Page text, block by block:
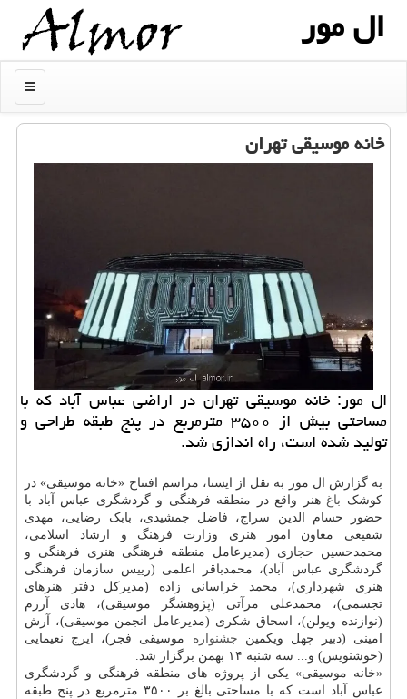
ال مور
منو
خانه موسیقی تهران
ال مور: خانه موسیقی تهران در اراضی عباس آباد که با
مساحتی بیش از ۳۵۰۰ مترمربع در پنج طبقه طراحی و
تولید شده است، راه اندازی شد.
به گزارش ال مور به نقل از ایسنا، مراسم افتتاح «خانه موسیقی» در
کوشک باغ هنر واقع در منطقه فرهنگی و گردشگری عباس آباد با
حضور حسام الدین سراج، فاضل جمشیدی، بابک رضایی، مهدی
شفیعی معاون امور هنری وزارت فرهنگ و ارشاد اسلامی،
محمدحسین حجازی (مدیرعامل منطقه فرهنگی هنری فرهنگی و
گردشگری عباس آباد)، محمدباقر اعلمی (رییس سازمان فرهنگی
هنری شهرداری)، محمد خراسانی زاده (مدیرکل دفتر هنرهای
تجسمی)، محمدعلی مرآتی (پژوهشگر موسیقی)، هادی آرزم
(نوازنده ویولن)، اسحاق شکری (مدیرعامل انجمن موسیقی)، آرش
امینی (دبیر چهل ویکمین جشنواره موسیقی فجر)، ایرج نعیمایی
(خوشنویس) و... سه شنبه ۱۴ بهمن برگزار شد.
«خانه موسیقی» یکی از پروژه های منطقه فرهنگی و گردشگری
عباس آباد است که با مساحتی بالغ بر ۳۵۰۰ مترمربع در پنج طبقه